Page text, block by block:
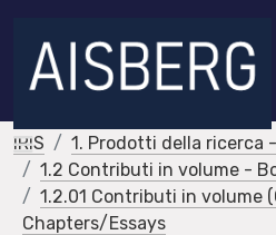
IRIS
1. Prodotti della ricerca
1.2 Contributi in volume -
1.2.01 Contributi in volume
Chapters/Essays